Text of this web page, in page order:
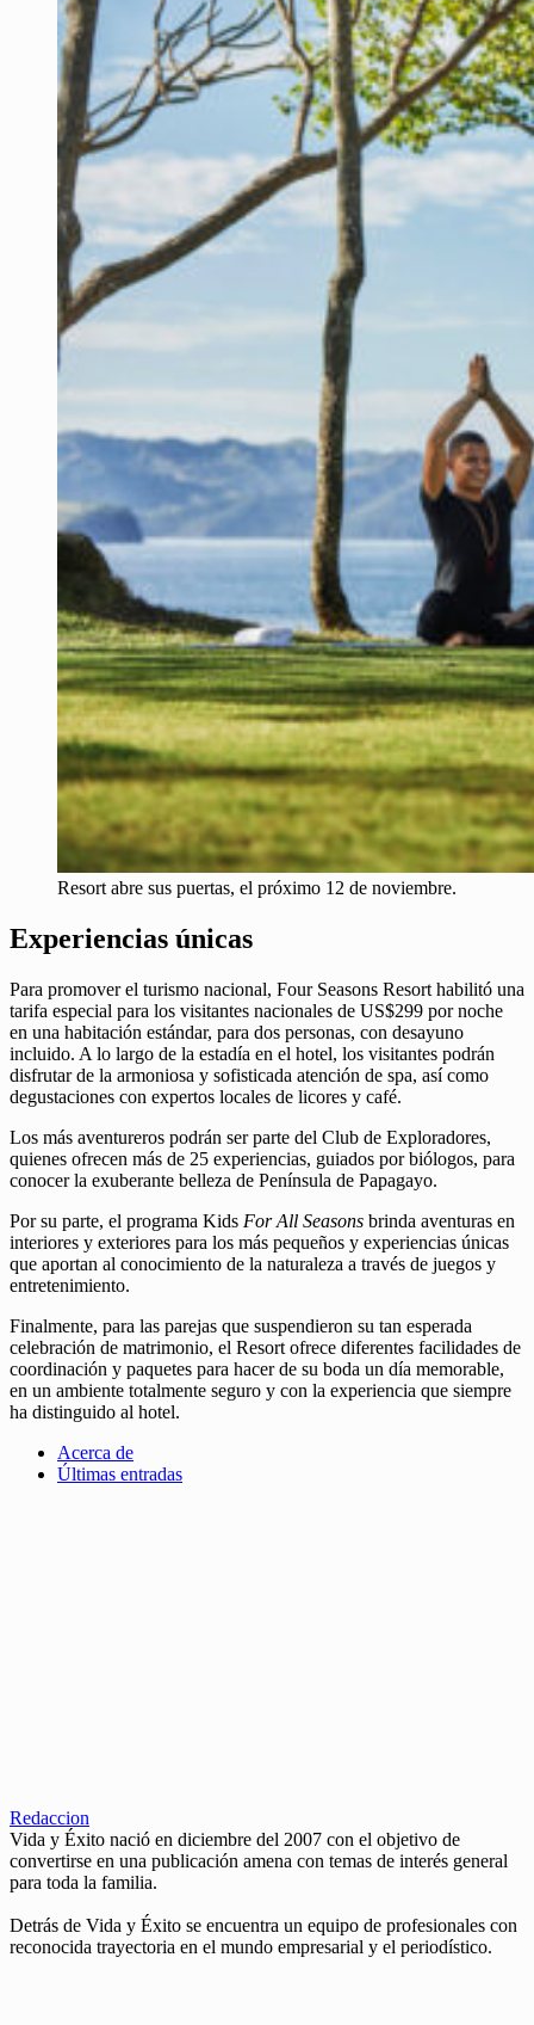
Resort abre sus puertas, el próximo 12 de noviembre.
Experiencias únicas
Para promover el turismo nacional, Four Seasons Resort habilitó una
tarifa especial para los visitantes nacionales de US$299 por noche
en una habitación estándar, para dos personas, con desayuno
incluido. A lo largo de la estadía en el hotel, los visitantes podrán
disfrutar de la armoniosa y sofisticada atención de spa, así como
degustaciones con expertos locales de licores y café.
Los más aventureros podrán ser parte del Club de Exploradores,
quienes ofrecen más de 25 experiencias, guiados por biólogos, para
conocer la exuberante belleza de Península de Papagayo.
Por su parte, el programa Kids For All Seasons brinda aventuras en
interiores y exteriores para los más pequeños y experiencias únicas
que aportan al conocimiento de la naturaleza a través de juegos y
entretenimiento.
Finalmente, para las parejas que suspendieron su tan esperada
celebración de matrimonio, el Resort ofrece diferentes facilidades de
coordinación y paquetes para hacer de su boda un día memorable,
en un ambiente totalmente seguro y con la experiencia que siempre
ha distinguido al hotel.
Acerca de
Últimas entradas
Redaccion
Vida y Éxito nació en diciembre del 2007 con el objetivo de
convertirse en una publicación amena con temas de interés general
para toda la familia.
Detrás de Vida y Éxito se encuentra un equipo de profesionales con
reconocida trayectoria en el mundo empresarial y el periodístico.